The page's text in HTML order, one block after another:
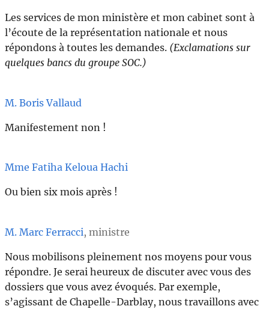
Les services de mon ministère et mon cabinet sont à
l’écoute de la représentation nationale et nous
répondons à toutes les demandes. (Exclamations sur
quelques bancs du groupe SOC.)
M. Boris Vallaud
Manifestement non !
Mme Fatiha Keloua Hachi
Ou bien six mois après !
M. Marc Ferracci, ministre
Nous mobilisons pleinement nos moyens pour vous
répondre. Je serai heureux de discuter avec vous des
dossiers que vous avez évoqués. Par exemple,
s’agissant de Chapelle-Darblay, nous travaillons avec